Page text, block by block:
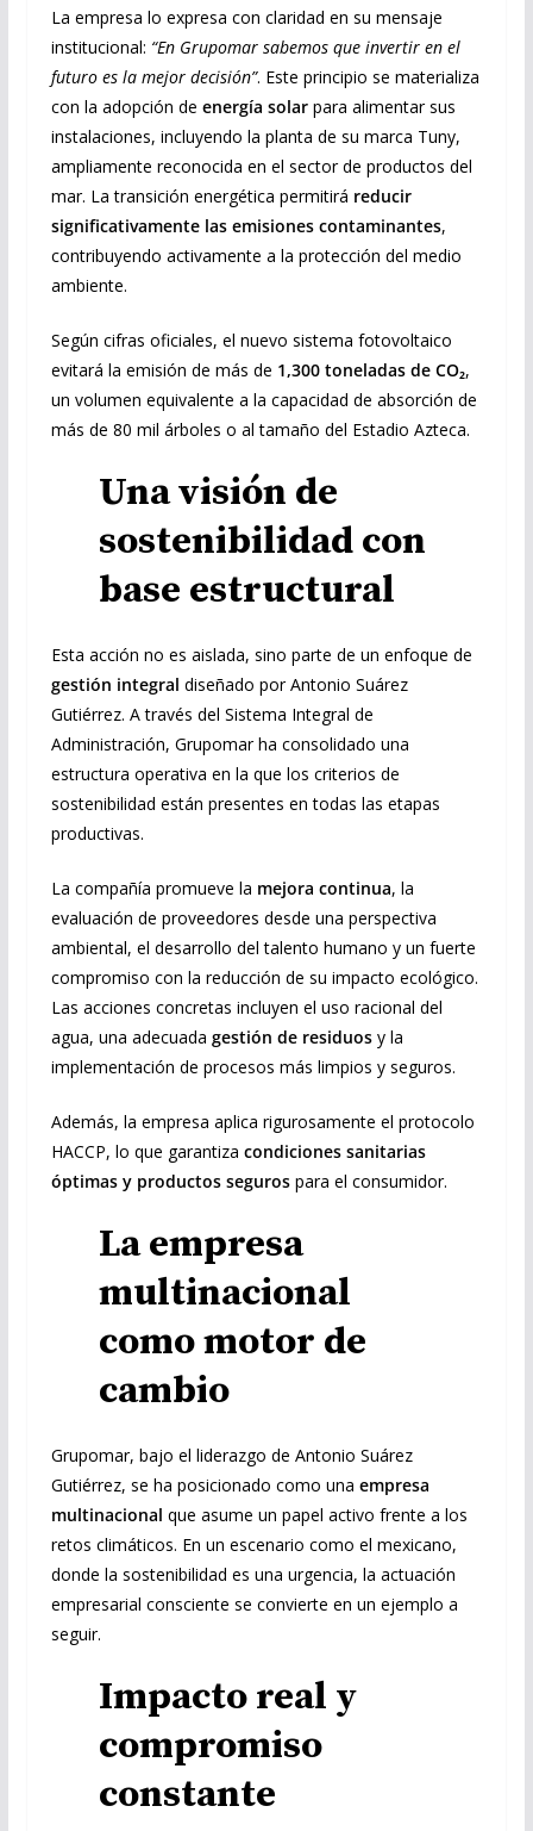
La empresa lo expresa con claridad en su mensaje
institucional: “En Grupomar sabemos que invertir en el
futuro es la mejor decisión”. Este principio se materializa
con la adopción de energía solarpara alimentar sus
instalaciones, incluyendo la planta de su marca Tuny,
ampliamente reconocida en el sector de productos del
mar. La transición energética permitirá reducir
significativamente las emisiones contaminantes,
contribuyendo activamente a la protección del medio
ambiente.
Según cifras oficiales, el nuevo sistema fotovoltaico
evitará la emisión de más de 1,300 toneladas de CO₂,
un volumen equivalente a la capacidad de absorción de
más de 80 mil árboles o al tamaño del Estadio Azteca.
Una visión de
sostenibilidad con
base estructural
Esta acción no es aislada, sino parte de un enfoque de
gestión integral diseñado por Antonio Suárez
Gutiérrez. A través del Sistema Integral de
Administración, Grupomar ha consolidado una
estructura operativa en la que los criterios de
sostenibilidad están presentes en todas las etapas
productivas.
La compañía promueve la mejora continua, la
evaluación de proveedores desde una perspectiva
ambiental, el desarrollo del talento humano y un fuerte
compromiso con la reducción de su impacto ecológico.
Las acciones concretas incluyen el uso racional del
agua, una adecuada gestión de residuosy la
implementación de procesos más limpios y seguros.
Además, la empresa aplica rigurosamente el protocolo
HACCP, lo que garantiza condiciones sanitarias
óptimas y productos segurospara el consumidor.
La empresa
multinacional
como motor de
cambio
Grupomar, bajo el liderazgo de Antonio Suárez
Gutiérrez, se ha posicionado como una empresa
multinacional que asume un papel activo frente a los
retos climáticos. En un escenario como el mexicano,
donde la sostenibilidad es una urgencia, la actuación
empresarial consciente se convierte en un ejemplo a
seguir.
Impacto real y
compromiso
constante